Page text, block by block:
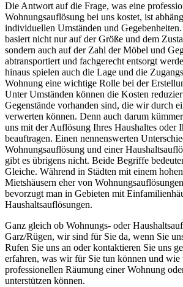
Die Antwort auf die Frage, was eine
Wohnungsauflösung bei uns kostet, ist
individuellen Umständen und
basiert nicht nur auf der Größe und dem
sondern auch auf der Zahl der Möbel und
abtransportiert und fachgerecht entsorgt
hinaus spielen auch die Lage und die
Wohnung eine wichtige Rolle bei der
Unter Umständen können die Kosten
Gegenstände vorhanden sind, die wir durch
verwerten können. Denn auch darum
uns mit der Auflösung Ihres Haushaltes oder
beauftragen. Einen nennenswerten
Wohnungsauflösung und einer
gibt es übrigens nicht. Beide Begriffe
Gleiche. Während in Städten mit einem
Mietshäusern eher von
bevorzugt man in Gebieten mit
Haushaltsauflösungen.
Ganz gleich ob Wohnungs- oder
Garz/Rügen, wir sind für Sie da, wenn Sie
Rufen Sie uns an oder kontaktieren Sie uns
erfahren, was wir für Sie tun können und
professionellen Räumung einer Wohnung
unterstützen können.